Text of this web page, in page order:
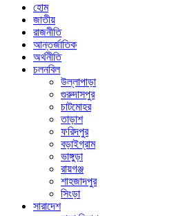
হোম
জাতীয়
রাজনীতি
আন্তর্জাতিক
অর্থনীতি
চলনবিল
উল্লাপাড়া
গুরুদাসপুর
চাটমোহর
তাড়াশ
ফরিদপুর
বড়াইগ্রাম
ভাঙ্গুড়া
রায়গঞ্জ
শাহজাদপুর
সিংড়া
সারাদেশ